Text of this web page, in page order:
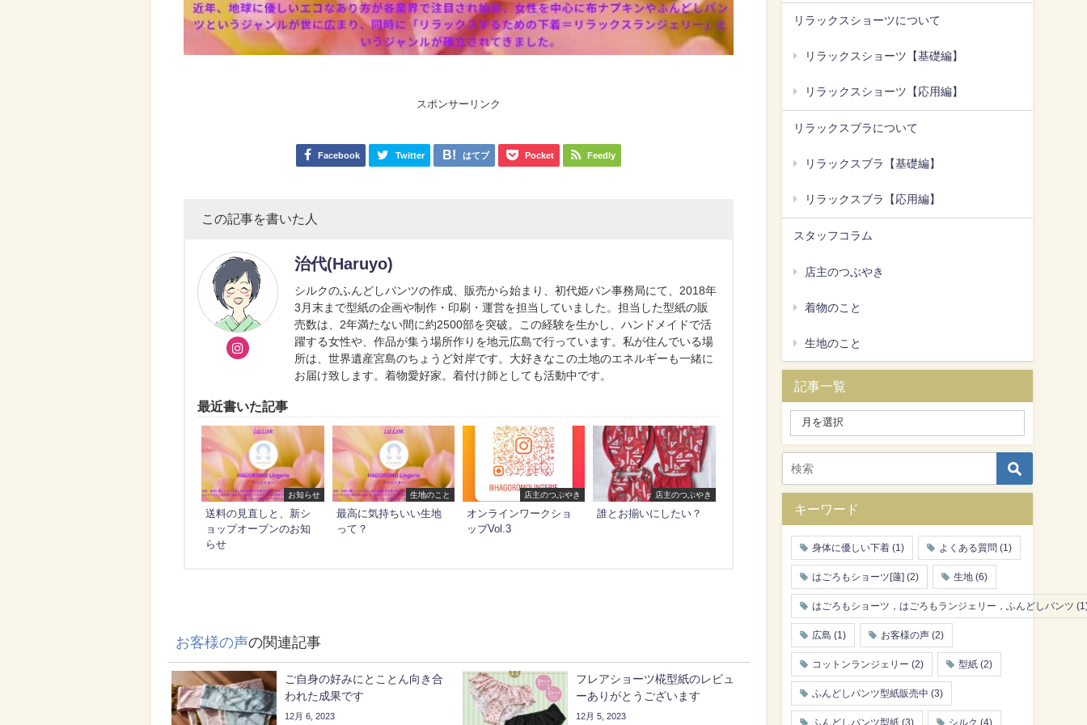
スポンサーリンク
Facebook Twitter はてブ Pocket Feedly
この記事を書いた人
治代(Haruyo)
シルクのふんどしパンツの作成、販売から始まり、初代姫パン事務局にて、2018年
3月末まで型紙の企画や制作・印刷・運営を担当していました。担当した型紙の販
売数は、2年満たない間に約2500部を突破。この経験を生かし、ハンドメイドで活
躍する女性や、作品が集う場所作りを地元広島で行っています。私が住んでいる場
所は、世界遺産宮島のちょうど対岸です。大好きなこの土地のエネルギーも一緒に
お届け致します。着物愛好家。着付け師としても活動中です。
最近書いた記事
お知らせ
送料の見直しと、新シ
ョップオープンのお知
らせ
生地のこと
最高に気持ちいい生地
って？
店主のつぶやき
オンラインワークショ
ップVol.3
店主のつぶやき
誰とお揃いにしたい？
お客様の声の関連記事
ご自身の好みにとことん向き合
われた成果です
12月 6, 2023
フレアショーツ椛型紙のレビュ
ーありがとうございます
12月 5, 2023
リラックスショーツについて
リラックスショーツ【基礎編】
リラックスショーツ【応用編】
リラックスブラについて
リラックスブラ【基礎編】
リラックスブラ【応用編】
スタッフコラム
店主のつぶやき
着物のこと
生地のこと
記事一覧
キーワード
身体に優しい下着(1) よくある質問 (1)
はごろもショーツ[蓮] (2) 生地(6)
はごろもショーツ，はごろもランジェリー，ふんどしパンツ
広島 (1) お客様の声(2)
コットンランジェリー (2) 型紙(2)
ふんどしパンツ型紙販売中 (3)
ふんどしパンツ型紙(3) シルク (4)